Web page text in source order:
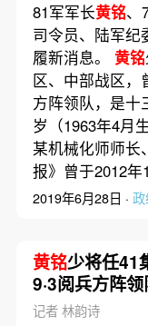
81军军长黄铭、
司令员、陆军
履新消息。 黄铭
区、中部战区，
方阵领队，是十
岁（1963年4月
某机械化师师长
报》曾于2012年
2019年6月28日 ·
黄铭少将任41
9·3阅兵方阵
记者 林韵诗